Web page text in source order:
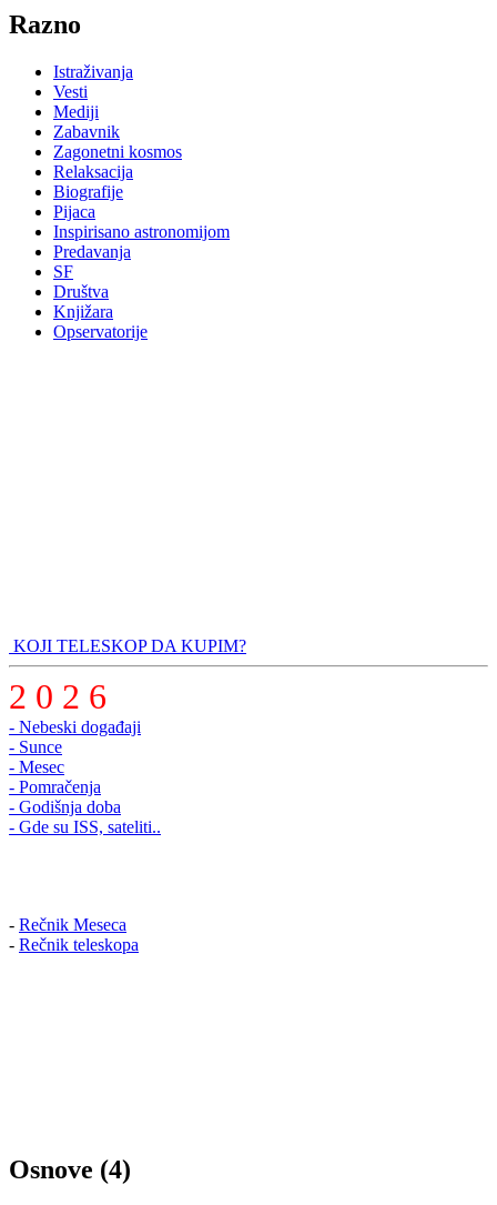
Razno
Istraživanja
Vesti
Mediji
Zabavnik
Zagonetni kosmos
Relaksacija
Biografije
Pijaca
Inspirisano astronomijom
Predavanja
SF
Društva
Knjižara
Opservatorije
KOJI TELESKOP DA KUPIM?
2 0 2 6
- Nebeski događaji
- Sunce
- Mesec
- Pomračenja
- Godišnja doba
- Gde su ISS, sateliti..
- Rečnik Meseca
- Rečnik teleskopa
Osnove (4)